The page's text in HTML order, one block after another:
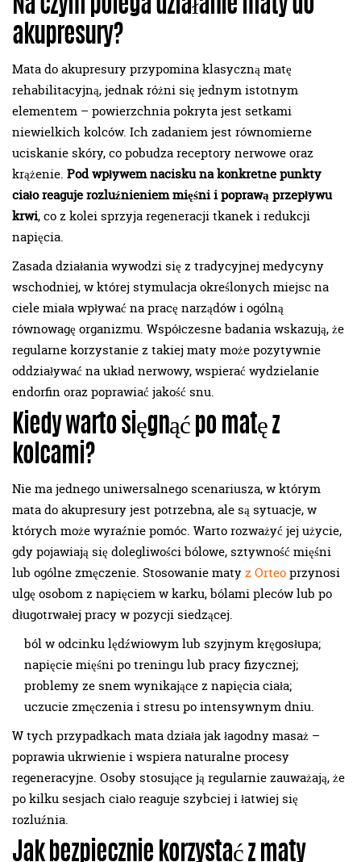
Na czym polega działanie maty do
akupresury?
Mata do akupresury przypomina klasyczną matę
rehabilitacyjną, jednak różni się jednym istotnym
elementem – powierzchnia pokryta jest setkami
niewielkich kolców. Ich zadaniem jest równomierne
uciskanie skóry, co pobudza receptory nerwowe oraz
krążenie. Pod wpływem nacisku na konkretne punkty
ciało reaguje rozluźnieniem mięśni i poprawą przepływu
krwi, co z kolei sprzyja regeneracji tkanek i redukcji
napięcia.
Zasada działania wywodzi się z tradycyjnej medycyny
wschodniej, w której stymulacja określonych miejsc na
ciele miała wpływać na pracę narządów i ogólną
równowagę organizmu. Współczesne badania wskazują, że
regularne korzystanie z takiej maty może pozytywnie
oddziaływać na układ nerwowy, wspierać wydzielanie
endorfin oraz poprawiać jakość snu.
Kiedy warto sięgnąć po matę z
kolcami?
Nie ma jednego uniwersalnego scenariusza, w którym
mata do akupresury jest potrzebna, ale są sytuacje, w
których może wyraźnie pomóc. Warto rozważyć jej użycie,
gdy pojawiają się dolegliwości bólowe, sztywność mięśni
lub ogólne zmęczenie. Stosowanie matyz Orteoprzynosi
ulgę osobom z napięciem w karku, bólami pleców lub po
długotrwałej pracy w pozycji siedzącej.
ból w odcinku lędźwiowym lub szyjnym kręgosłupa;
napięcie mięśni po treningu lub pracy fizycznej;
problemy ze snem wynikające z napięcia ciała;
uczucie zmęczenia i stresu po intensywnym dniu.
W tych przypadkach mata działa jak łagodny masaż –
poprawia ukrwienie i wspiera naturalne procesy
regeneracyjne. Osoby stosujące ją regularnie zauważają, że
po kilku sesjach ciało reaguje szybciej i łatwiej się
rozluźnia.
Jak bezpiecznie korzystać z maty